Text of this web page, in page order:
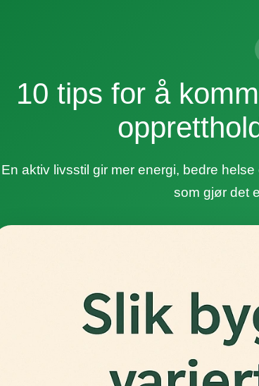
10 tips for å
En aktiv livsstil gir mer energi, bedre
som gjør det